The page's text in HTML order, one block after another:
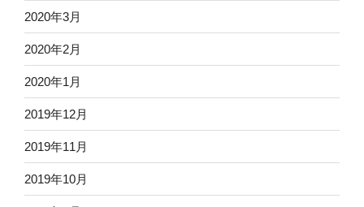
2020年3月
2020年2月
2020年1月
2019年12月
2019年11月
2019年10月